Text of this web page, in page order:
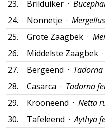
23.
Brilduiker ·
24.
Nonnetje ·
25.
Grote Zaagbek ·
26.
Middelste Zaagbek ·
27.
Bergeend ·
28.
Casarca · Tadorna
29.
Krooneend · Netta
30.
Tafeleend ·Aythya